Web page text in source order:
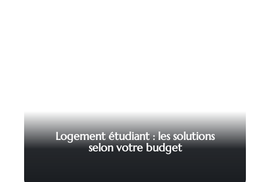
Logement étudiant : les solutions
selon votre budget